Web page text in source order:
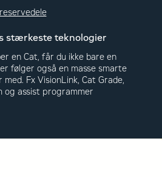
stærkeste teknologier
en Cat, får du ikke bare en
følger også en masse smarte
med. Fx VisionLink, Cat Grade,
og assist programmer